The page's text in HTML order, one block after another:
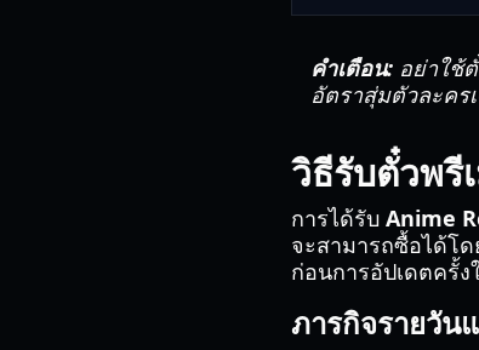
คำเตือน: อย่าใช้
อัตราสุ่มตัวละคร
วิธีรับตั๋วพรี
การได้รับ Anime
จะสามารถซื้อได้โ
ก่อนการอัปเดตครั้
ภารกิจรายวัน